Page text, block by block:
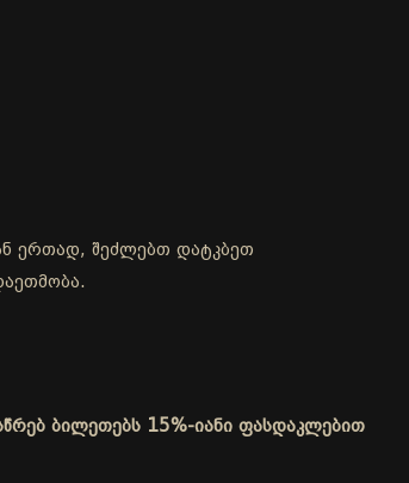
ერთად, შეძლებთ დატკბეთ
ბილეთებს 15%-იანი ფასდაკლებით